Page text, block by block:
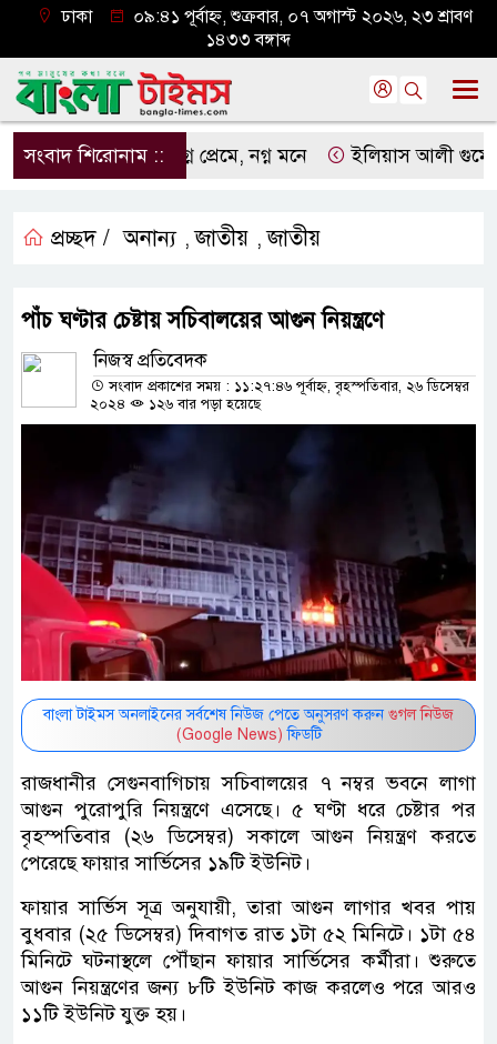
ঢাকা
০৯:৪১ পূর্বাহ্ন, শুক্রবার, ০৭ অগাস্ট ২০২৬, ২৩ শ্রাবণ
১৪৩৩ বঙ্গাব্দ
সংবাদ শিরোনাম ::নগ্ন প্রেমে, নগ্ন মনে ইলিয়াস আলী গুমের
প্রচ্ছদ / অনান্য ,জাতীয় ,জাতীয়
পাঁচ ঘণ্টার চেষ্টায় সচিবালয়ের আগুন নিয়ন্ত্রণে
নিজস্ব প্রতিবেদক
সংবাদ প্রকাশের সময় : ১১:২৭:৪৬ পূর্বাহ্ন, বৃহস্পতিবার, ২৬ ডিসেম্বর
২০২৪
১২৬ বার পড়া হয়েছে
বাংলা টাইমস অনলাইনের সর্বশেষ নিউজ পেতে অনুসরণ করুন গুগল নিউজ
(Google News) ফিডটি
রাজধানীর সেগুনবাগিচায় সচিবালয়ের ৭ নম্বর ভবনে লাগা
আগুন পুরোপুরি নিয়ন্ত্রণে এসেছে। ৫ ঘণ্টা ধরে চেষ্টার পর
বৃহস্পতিবার (২৬ ডিসেম্বর) সকালে আগুন নিয়ন্ত্রণ করতে
পেরেছে ফায়ার সার্ভিসের ১৯টি ইউনিট।
ফায়ার সার্ভিস সূত্র অনুযায়ী, তারা আগুন লাগার খবর পায়
বুধবার (২৫ ডিসেম্বর) দিবাগত রাত ১টা ৫২ মিনিটে। ১টা ৫৪
মিনিটে ঘটনাস্থলে পৌঁছান ফায়ার সার্ভিসের কর্মীরা। শুরুতে
আগুন নিয়ন্ত্রণের জন্য ৮টি ইউনিট কাজ করলেও পরে আরও
১১টি ইউনিট যুক্ত হয়।